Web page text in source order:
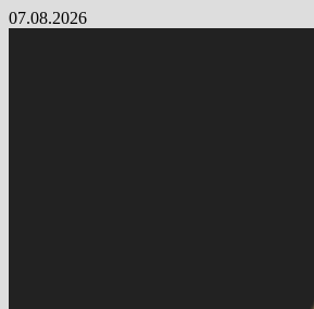
Skip
07.08.2026